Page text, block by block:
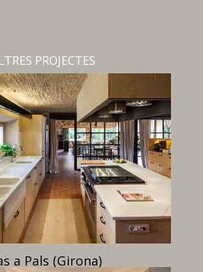
PROJECTES
a Pals (Girona)